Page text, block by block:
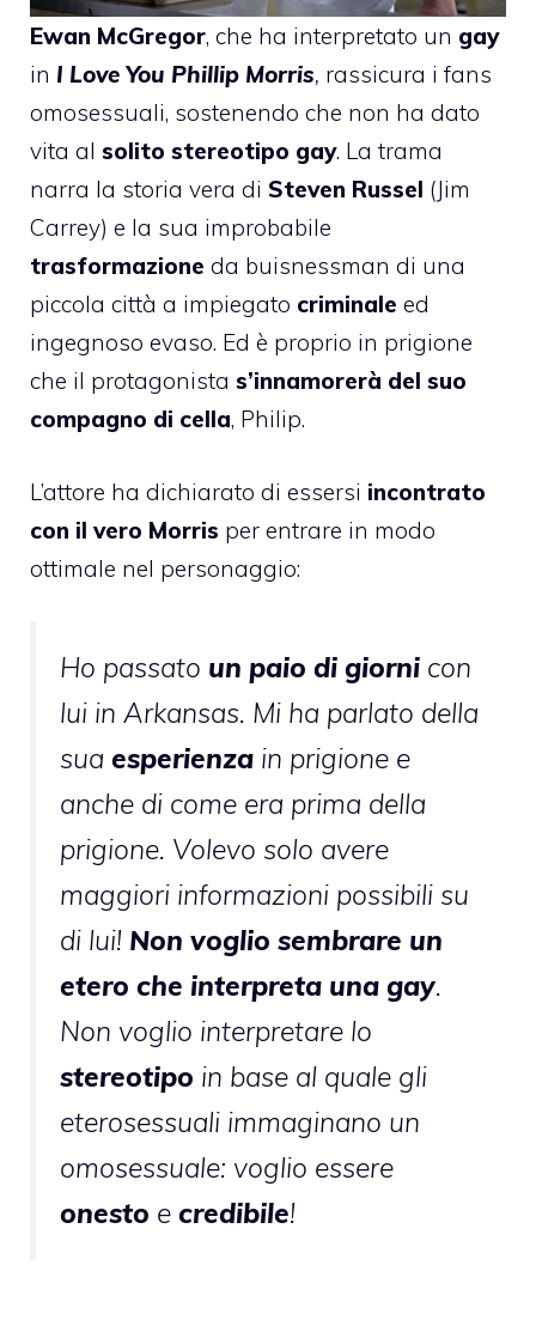
Ewan McGregor, che ha interpretato un gay
in I Love You Phillip Morris, rassicura i fans
omosessuali, sostenendo che non ha dato
vita al solito stereotipo gay. La trama
narra la storia vera di Steven Russel (Jim
Carrey) e la sua improbabile
trasformazione da buisnessman di una
piccola città a impiegato criminale ed
ingegnoso evaso. Ed è proprio in prigione
che il protagonista s’innamorerà del suo
compagno di cella, Philip.
L’attore ha dichiarato di essersi incontrato
con il vero Morris per entrare in modo
ottimale nel personaggio:
Ho passato un paio di giorni con
lui in Arkansas. Mi ha parlato della
sua esperienza in prigione e
anche di come era prima della
prigione. Volevo solo avere
maggiori informazioni possibili su
di lui! Non voglio sembrare un
etero che interpreta una gay.
Non voglio interpretare lo
stereotipo in base al quale gli
eterosessuali immaginano un
omosessuale: voglio essere
onesto e credibile!